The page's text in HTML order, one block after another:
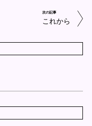
次の記事
これから